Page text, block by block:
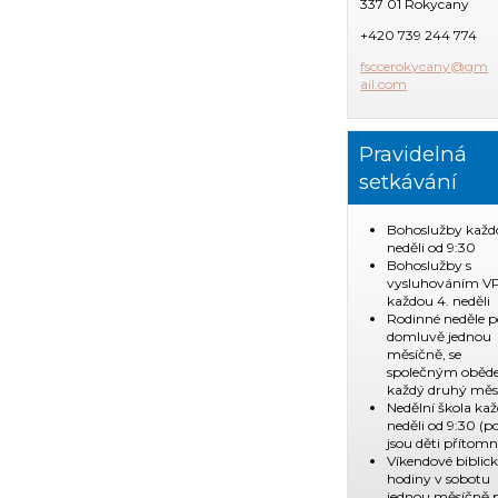
337 01 Rokycany
+420 739 244 774
fsccerokycany@gm
ail.com
Pravidelná
setkávání
Bohoslužby
neděli od 9:30
Bohoslužby s
vysluhováním
každou 4. neděli
Rodinné neděle
domluvě jednou
měsíčně, se
společným
každý druhý
Nedělní škola
neděli od 9:30
jsou děti
Víkendové
hodiny v sobotu